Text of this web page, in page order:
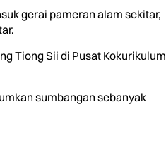
gerai pameran alam sekitar,
Tiong Sii di Pusat Kokurikulum
sumbangan sebanyak